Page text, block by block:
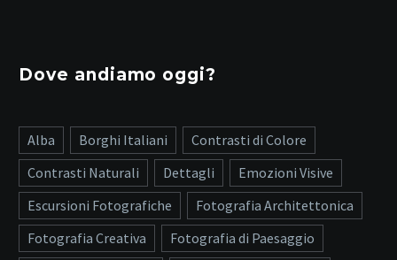
Dove andiamo oggi?
Alba Borghi Italiani
Contrasti di Colore
Contrasti Naturali
Dettagli
Emozioni Visive
Escursioni Fotografiche
Fotografia Architettonica
Fotografia Creativa
Fotografia di Paesaggio